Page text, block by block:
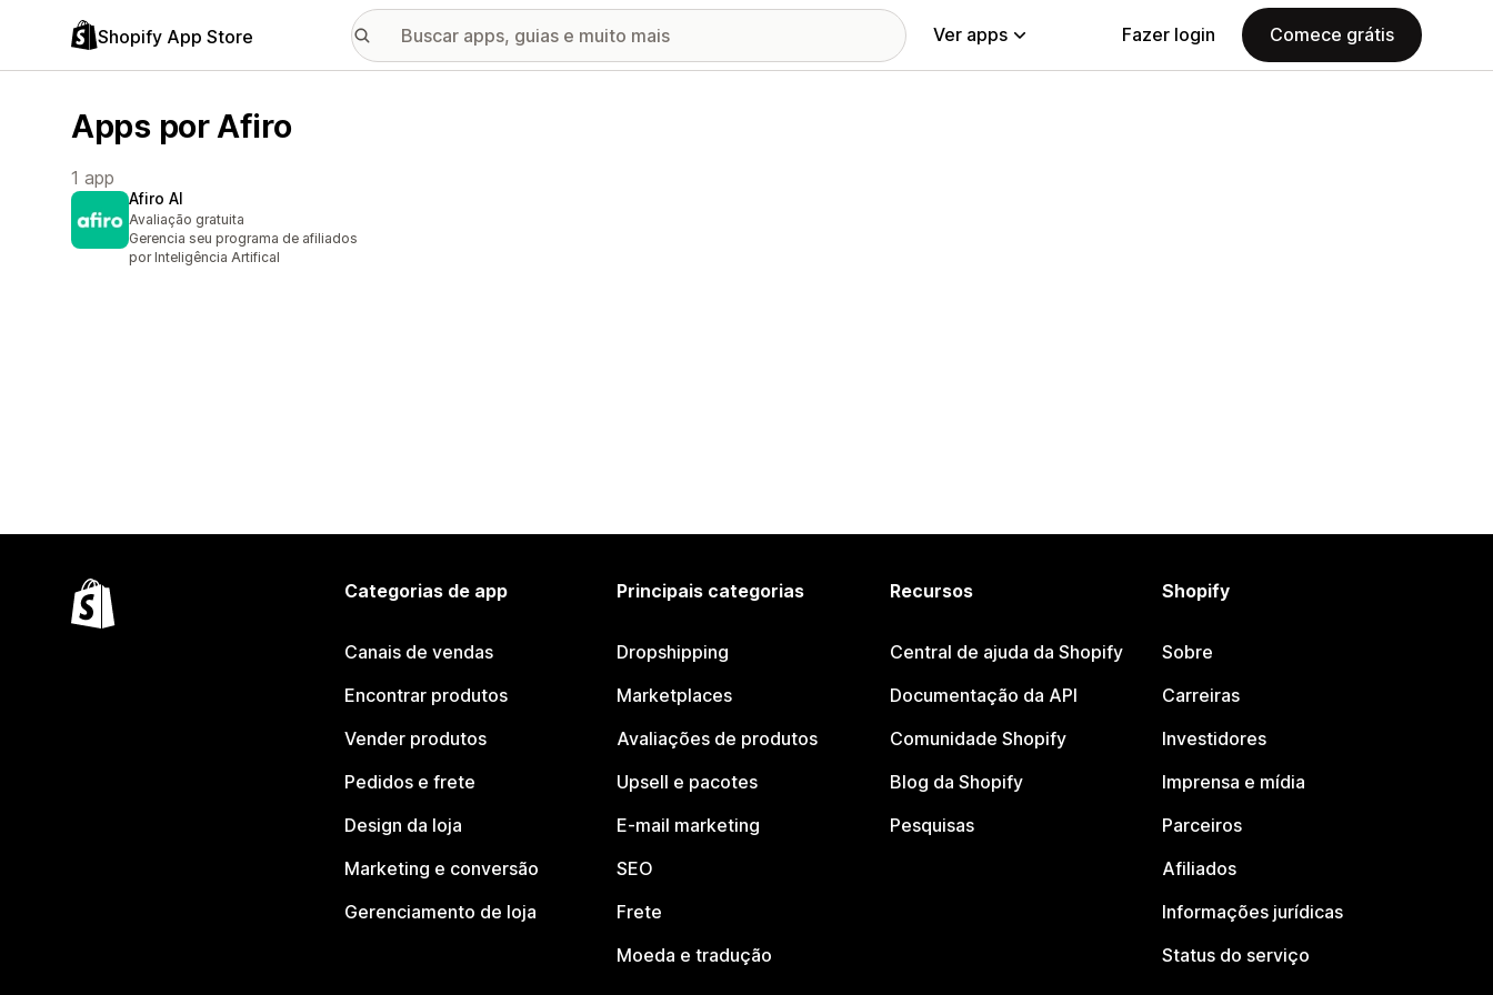
Shopify App Store Ver apps Fazer login Comece grátis
Apps por Afiro
1 app
Afiro AI
Avaliação gratuita
Gerencia seu programa de afiliados
por Inteligência Artifical
Categorias de app
Canais de vendas
Encontrar produtos
Vender produtos
Pedidos e frete
Design da loja
Marketing e conversão
Gerenciamento de loja
Principais categorias
Dropshipping
Marketplaces
Avaliações de produtos
Upsell e pacotes
E-mail marketing
SEO
Frete
Moeda e tradução
Recursos
Central de ajuda da Shopify
Documentação da API
Comunidade Shopify
Blog da Shopify
Pesquisas
Shopify
Sobre
Carreiras
Investidores
Imprensa e mídia
Parceiros
Afiliados
Informações jurídicas
Status do serviço